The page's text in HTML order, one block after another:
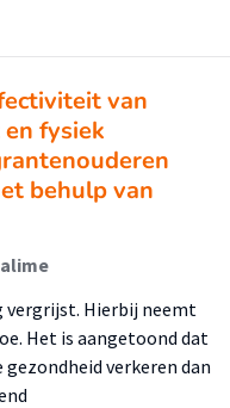
van
fysiek
behulp van
vergrijst. Hierbij neemt
Het is aangetoond dat
verkeren dan